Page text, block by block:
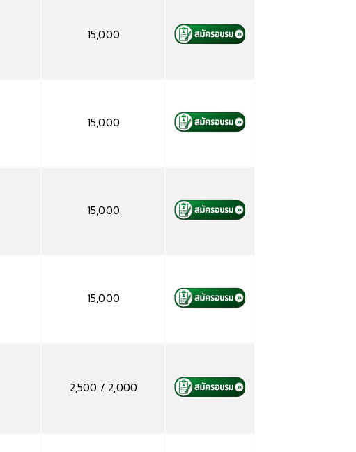
15,000
15,000
15,000
15,000
2,500 / 2,000